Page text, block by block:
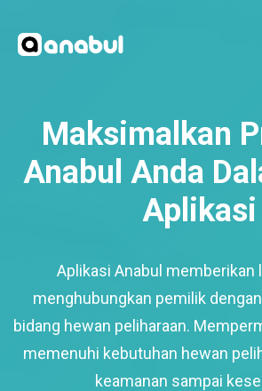
Maksimalkan
Anabul Anda
Aplikasi
Aplikasi Anabul memberikan
menghubungkan pemilik
bidang hewan peliharaan.
memenuhi kebutuhan hewan
keamanan sampai